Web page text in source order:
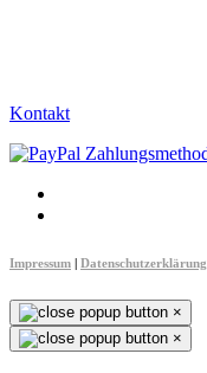
Kontakt
Impressum | Datenschutzerklärung
×
×